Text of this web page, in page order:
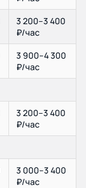
3 200–3 400
₽/час
3 900–4 300
₽/час
3 200–3 400
₽/час
3 000–3 400
₽/час